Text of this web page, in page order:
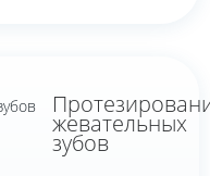
жевательных
зубов